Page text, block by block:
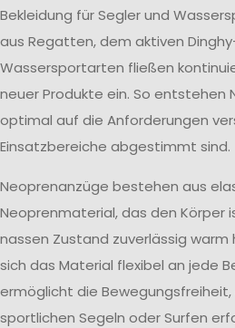
Bekleidung für Segler und
aus Regatten, dem aktiven
Wassersportarten fließen
neuer Produkte ein. So entstehen
optimal auf die Anforderungen
Einsatzbereiche abgestimmt sind.
Neoprenanzüge bestehen aus
Neoprenmaterial, das den Körper
nassen Zustand zuverlässig
sich das Material flexibel an jede
ermöglicht die
sportlichen Segeln oder Surfen